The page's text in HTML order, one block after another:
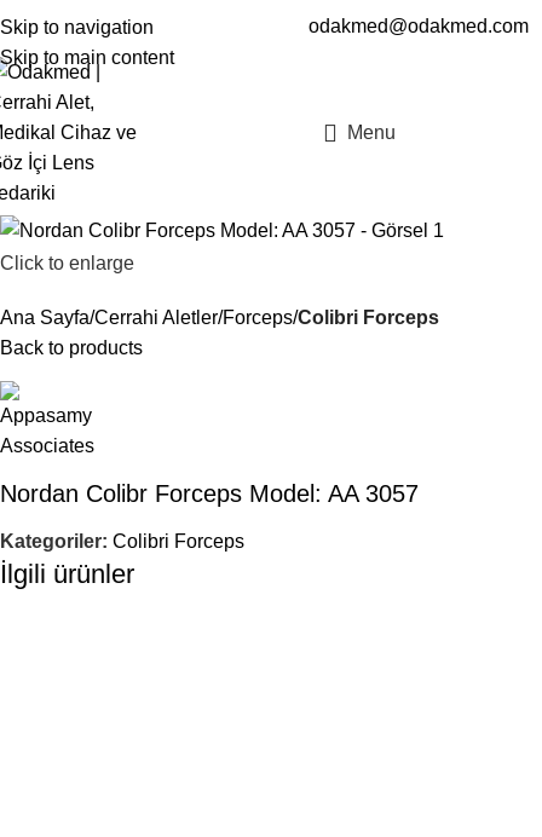
Skip to navigation
Skip to main content
ENTR odakmed@odakmed.com
Menu
Click to enlarge
Ana Sayfa Cerrahi Aletler Forceps Colibri Forceps
Back to products
Nordan Colibr Forceps Model: AA 3057
Kategoriler: Colibri Forceps
İlgili ürünler